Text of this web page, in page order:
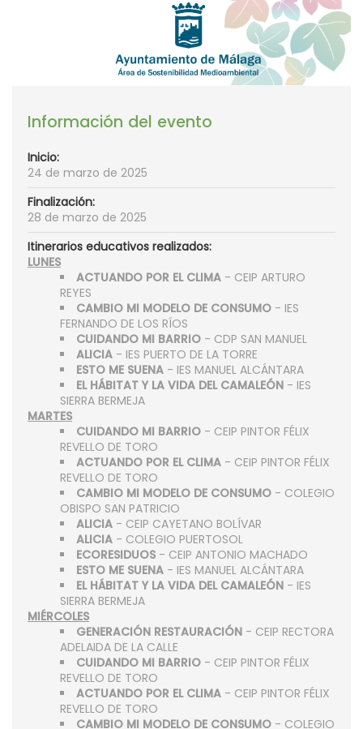
Información del evento
Inicio:
24 de marzo de 2025
Finalización:
28 de marzo de 2025
Itinerarios educativos realizados:
LUNES
ACTUANDO POR EL CLIMA - CEIP ARTURO
REYES
CAMBIO MI MODELO DE CONSUMO - IES
FERNANDO DE LOS RÍOS
CUIDANDO MI BARRIO - CDP SAN MANUEL
ALICIA - IES PUERTO DE LA TORRE
ESTO ME SUENA - IES MANUEL ALCÁNTARA
EL HÁBITAT Y LA VIDA DEL CAMALEÓN - IES
SIERRA BERMEJA
MARTES
CUIDANDO MI BARRIO - CEIP PINTOR FÉLIX
REVELLO DE TORO
ACTUANDO POR EL CLIMA - CEIP PINTOR FÉLIX
REVELLO DE TORO
CAMBIO MI MODELO DE CONSUMO - COLEGIO
OBISPO SAN PATRICIO
ALICIA - CEIP CAYETANO BOLÍVAR
ALICIA - COLEGIO PUERTOSOL
ECORESIDUOS - CEIP ANTONIO MACHADO
ESTO ME SUENA - IES MANUEL ALCÁNTARA
EL HÁBITAT Y LA VIDA DEL CAMALEÓN - IES
SIERRA BERMEJA
MIÉRCOLES
GENERACIÓN RESTAURACIÓN - CEIP RECTORA
ADELAIDA DE LA CALLE
CUIDANDO MI BARRIO - CEIP PINTOR FÉLIX
REVELLO DE TORO
ACTUANDO POR EL CLIMA - CEIP PINTOR FÉLIX
REVELLO DE TORO
CAMBIO MI MODELO DE CONSUMO - COLEGIO